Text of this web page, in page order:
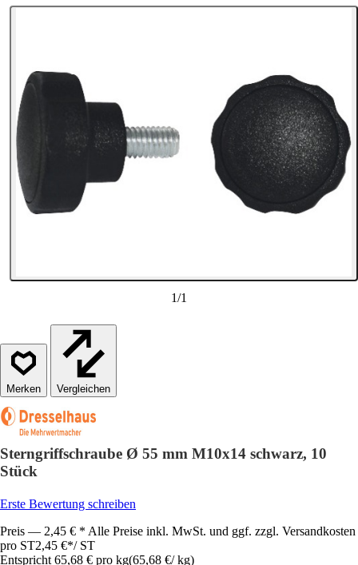
1/1
Vergleichen
Sterngriffschraube Ø 55 mm M10x14 schwarz, 10
Stück
Erste Bewertung schreiben
Preis — 2,45 € * Alle Preise inkl. MwSt. und ggf. zzgl. Versandkosten
pro ST2,45 €*/ ST
Entspricht 65,68 € pro kg(65,68 €/ kg)